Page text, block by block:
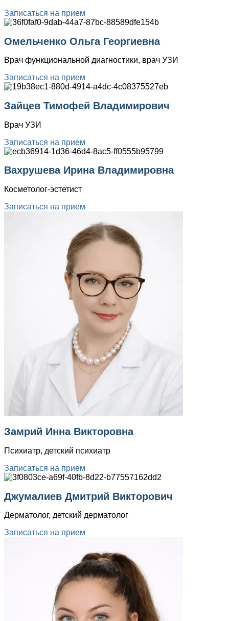
Записаться на прием
Омельченко Ольга Георгиевна
Врач функциональной диагностики, врач УЗИ
Записаться на прием
Зайцев Тимофей Владимирович
Врач УЗИ
Записаться на прием
Вахрушева Ирина Владимировна
Косметолог-эстетист
Записаться на прием
Замрий Инна Викторовна
Психиатр, детский психиатр
Записаться на прием
Джумалиев Дмитрий Викторович
Дерматолог, детский дерматолог
Записаться на прием